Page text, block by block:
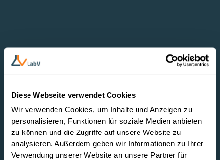
Diese Webseite verwendet Cookies
Wir verwenden Cookies, um Inhalte und Anzeigen zu
personalisieren, Funktionen für soziale Medien anbieten
zu können und die Zugriffe auf unsere Website zu
analysieren. Außerdem geben wir Informationen zu Ihrer
Verwendung unserer Website an unsere Partner für
Messbare Mehrwerte
Erleben Sie an realen Zahlen, wie klar strukturierte
Daten, weniger Koordination und bessere
Vergleichbarkeit dazu führen, dass Entwicklung nicht
bei Null beginnt, sondern schneller zu verwertbaren
Ergebnissen führt.